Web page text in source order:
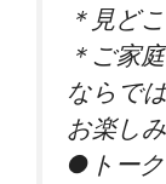
＊見ど
＊ご家
ならで
お楽し
●トーク